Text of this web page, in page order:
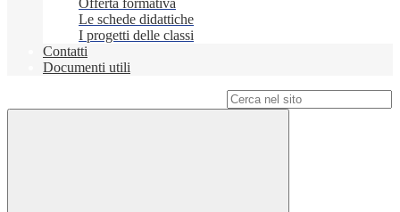
Offerta formativa
Le schede didattiche
I progetti delle classi
Contatti
Documenti utili